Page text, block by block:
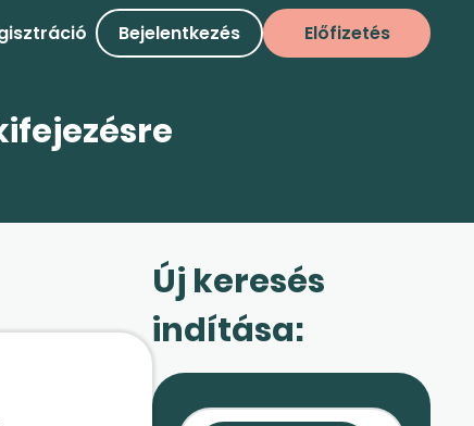
Bejelentkezés Előfizetés
Új keresés
indítása: